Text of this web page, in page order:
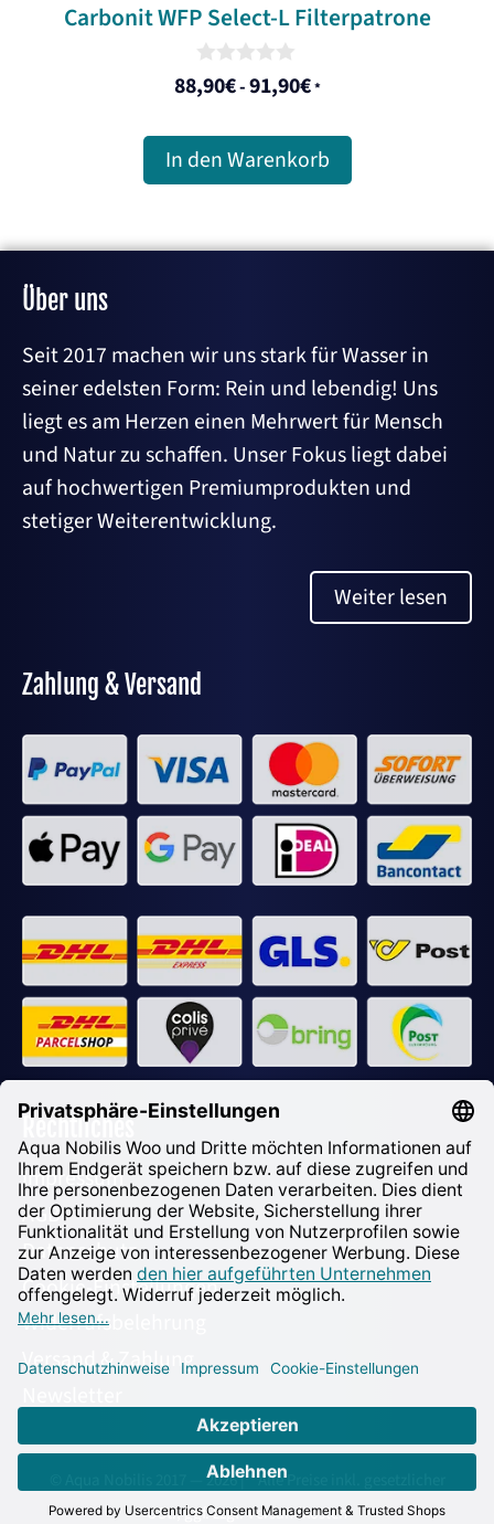
Carbonit WFP Select-L Filterpatrone
0
o
t
o
f
5
88,90€-91,90€*
In den Warenkorb
Über uns
Seit 2017 machen wir uns stark für Wasser in
seiner edelsten Form: Rein und lebendig! Uns
liegt es am Herzen einen Mehrwert für Mensch
und Natur zu schaffen. Unser Fokus liegt dabei
auf hochwertigen Premiumprodukten und
stetiger Weiterentwicklung.
Weiter lesen
Zahlung & Versand
Rechtliches
Impressum
AGB
Datenschutz
Cookie-Einstellungen
Widerrufsbelehrung
Versand & Zahlung
© Aqua Nobilis 2017 — 2026 | * Alle Preise inkl. gesetzlicher
USt., ggf. zzgl. Versandkosten
91,90€
*
In den Warenkorb